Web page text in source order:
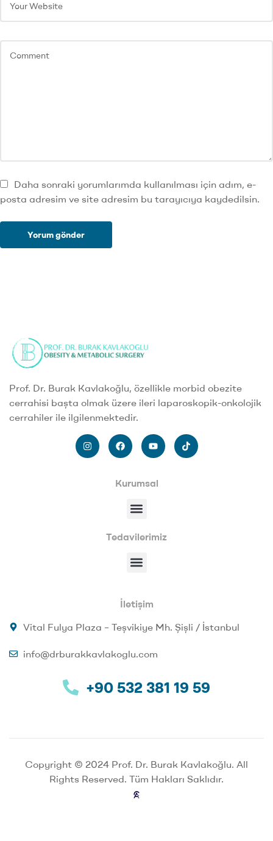
Daha sonraki yorumlarımda kullanılması için adım, e-
posta adresim ve site adresim bu tarayıcıya kaydedilsin.
Prof. Dr. Burak Kavlakoğlu, özellikle morbid obezite
cerrahisi başta olmak üzere ileri laparoskopik-onkolojik
cerrahiler ile ilgilenmektedir.
Kurumsal
Tedavilerimiz
İletişim
Vital Fulya Plaza – Teşvikiye Mh. Şişli / İstanbul
info@drburakkavlakoglu.com
+90 532 381 19 59
Copyright © 2024 Prof. Dr. Burak Kavlakoğlu. All
Rights Reserved. Tüm Hakları Saklıdır.